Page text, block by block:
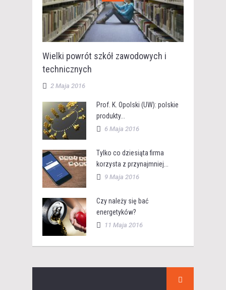
Wielki powrót szkół zawodowych i
technicznych
2 Maja 2016
Prof. K. Opolski (UW): polskie
produkty...
6 Maja 2016
Tylko co dziesiąta firma
korzysta z przynajmniej...
9 Maja 2016
Czy należy się bać
energetyków?
11 Maja 2016